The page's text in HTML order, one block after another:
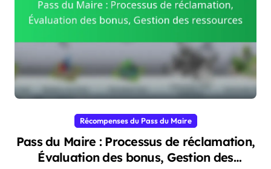
Récompenses du Pass du Maire
Pass du Maire : Processus de réclamation,
Évaluation des bonus, Gestion des